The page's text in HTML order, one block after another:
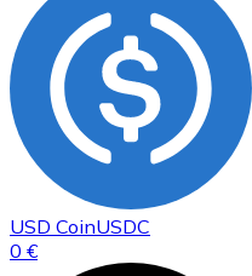
USD CoinUSDC
0 €